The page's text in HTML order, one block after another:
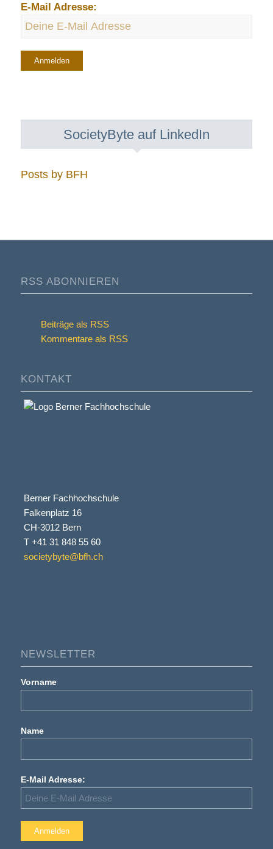
E-Mail Adresse:
SocietyByte auf LinkedIn
Posts by BFH
RSS ABONNIEREN
Beiträge als RSS
Kommentare als RSS
KONTAKT
Berner Fachhochschule
Falkenplatz 16
CH-3012 Bern
T +41 31 848 55 60
societybyte@bfh.ch
NEWSLETTER
Vorname
Name
E-Mail Adresse: